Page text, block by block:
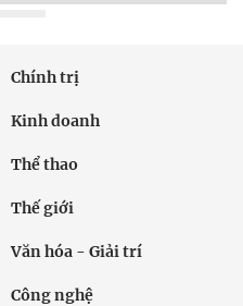
Chính trị
Kinh doanh
Thể thao
Thế giới
Văn hóa - Giải trí
Công nghệ